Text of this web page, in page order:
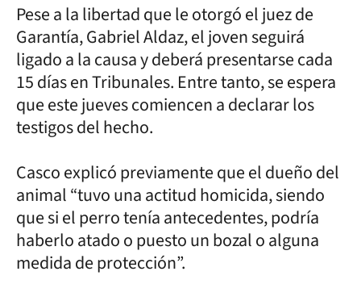
Pese a la libertad que le otorgó el juez de
Garantía, Gabriel Aldaz, el joven seguirá
ligado a la causa y deberá presentarse cada
15 días en Tribunales. Entre tanto, se espera
que este jueves comiencen a declarar los
testigos del hecho.
Casco explicó previamente que el dueño del
animal “tuvo una actitud homicida, siendo
que si el perro tenía antecedentes, podría
haberlo atado o puesto un bozal o alguna
medida de protección”.